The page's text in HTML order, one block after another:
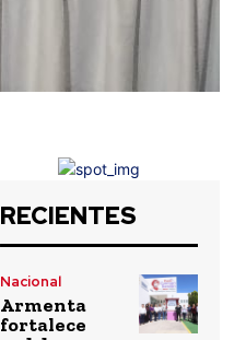
RECIENTES
Nacional
Armenta
fortalece